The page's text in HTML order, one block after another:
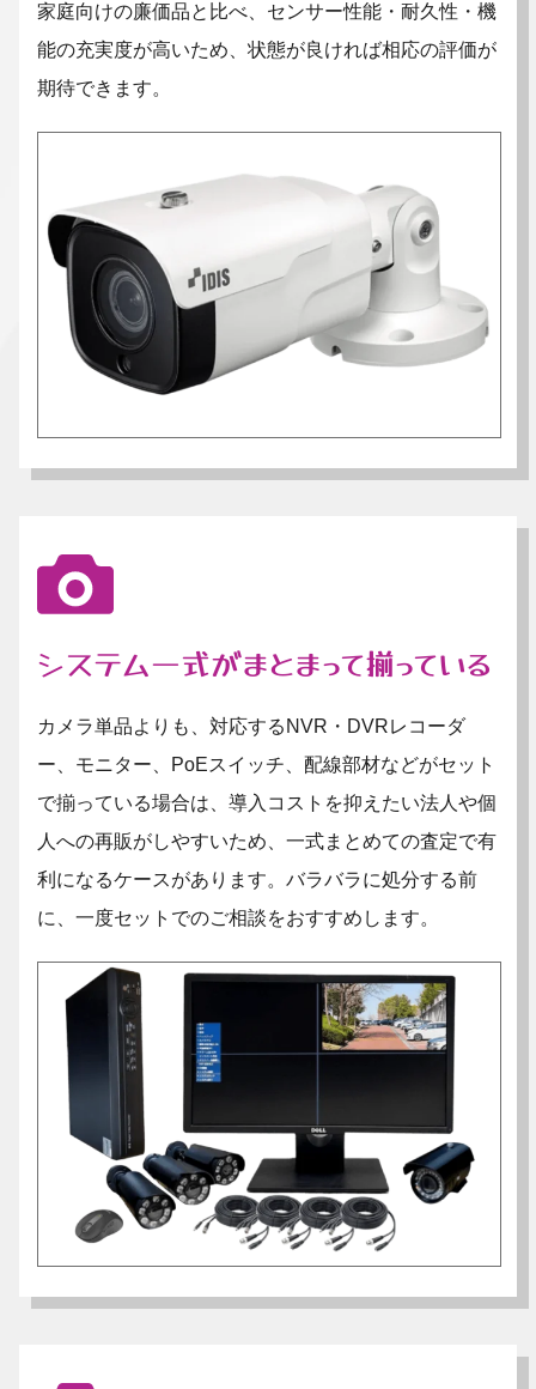
家庭向けの廉価品と比べ、センサー性能・耐久性・機
能の充実度が高いため、状態が良ければ相応の評価が
期待できます。
システム一式がまとまって揃っている
カメラ単品よりも、対応するNVR・DVRレコーダ
ー、モニター、PoEスイッチ、配線部材などがセット
で揃っている場合は、導入コストを抑えたい法人や個
人への再販がしやすいため、一式まとめての査定で有
利になるケースがあります。バラバラに処分する前
に、一度セットでのご相談をおすすめします。